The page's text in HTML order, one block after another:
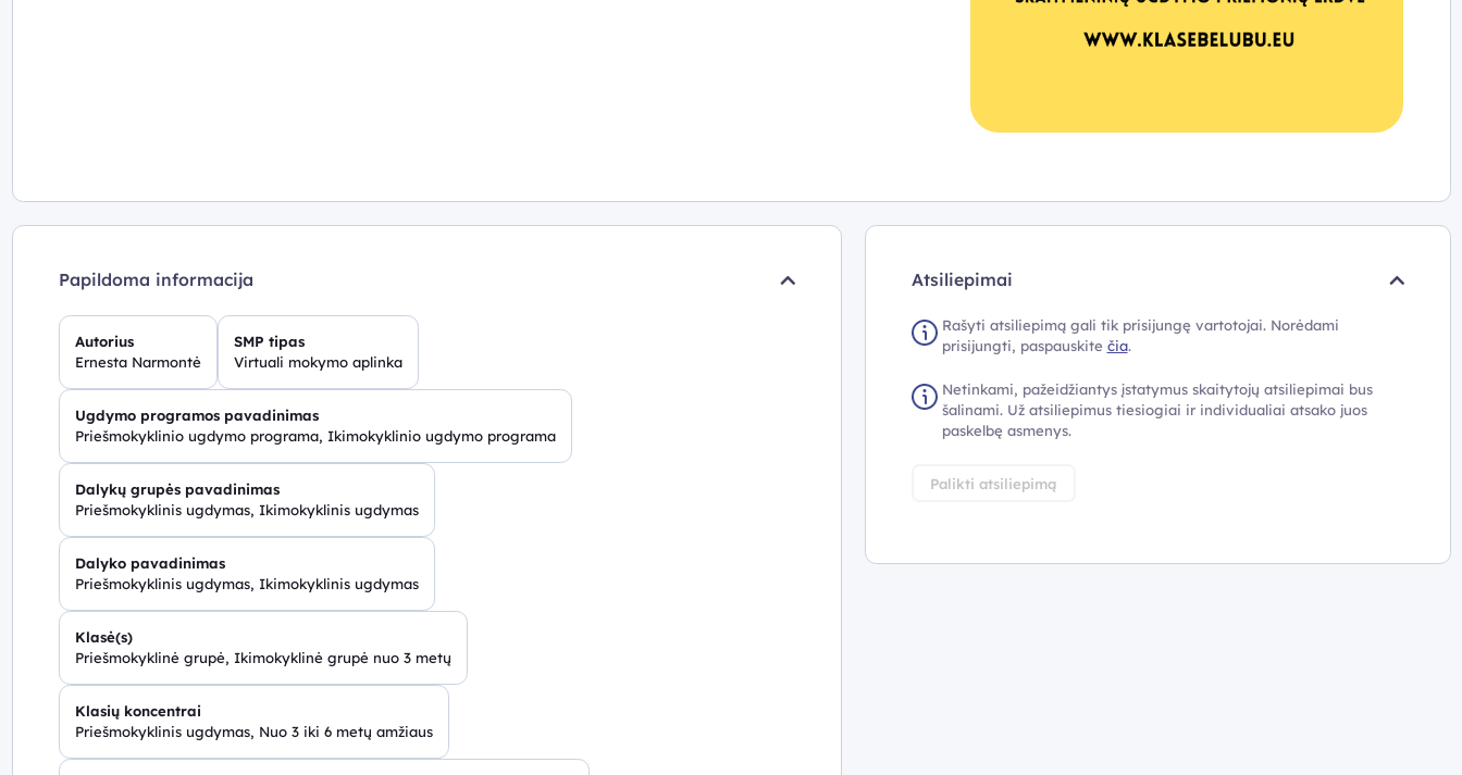
Papildoma informacija
Autorius
Ernesta Narmontė
SMP tipas
Virtuali mokymo aplinka
Ugdymo programos pavadinimas
Priešmokyklinio ugdymo programa, Ikimokyklinio ugdymo programa
Dalykų grupės pavadinimas
Priešmokyklinis ugdymas, Ikimokyklinis ugdymas
Dalyko pavadinimas
Priešmokyklinis ugdymas, Ikimokyklinis ugdymas
Klasė(s)
Priešmokyklinė grupė, Ikimokyklinė grupė nuo 3 metų
Klasių koncentrai
Priešmokyklinis ugdymas, Nuo 3 iki 6 metų amžiaus
Atsiliepimai
Rašyti atsiliepimą gali tik prisijungę vartotojai. Norėdami
prisijungti, paspauskite čia.
Netinkami, pažeidžiantys įstatymus skaitytojų atsiliepimai bus
šalinami. Už atsiliepimus tiesiogiai ir individualiai atsako juos
paskelbę asmenys.
Palikti atsiliepimą